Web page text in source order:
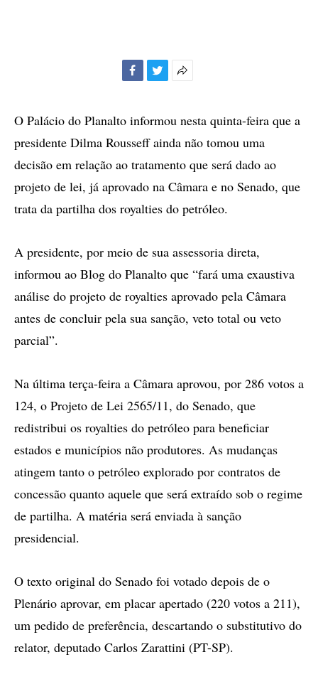
compartilhamento
O Palácio do Planalto informou nesta quinta-feira que a
presidente Dilma Rousseff ainda não tomou uma
decisão em relação ao tratamento que será dado ao
projeto de lei, já aprovado na Câmara e no Senado, que
trata da partilha dos royalties do petróleo.
A presidente, por meio de sua assessoria direta,
informou ao Blog do Planalto que “fará uma exaustiva
análise do projeto de royalties aprovado pela Câmara
antes de concluir pela sua sanção, veto total ou veto
parcial”.
Na última terça-feira a Câmara aprovou, por 286 votos a
124, o Projeto de Lei 2565/11, do Senado, que
redistribui os royalties do petróleo para beneficiar
estados e municípios não produtores. As mudanças
atingem tanto o petróleo explorado por contratos de
concessão quanto aquele que será extraído sob o regime
de partilha. A matéria será enviada à sanção
presidencial.
O texto original do Senado foi votado depois de o
Plenário aprovar, em placar apertado (220 votos a 211),
um pedido de preferência, descartando o substitutivo do
relator, deputado Carlos Zarattini (PT-SP).